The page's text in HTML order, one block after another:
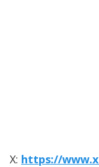
X: https://